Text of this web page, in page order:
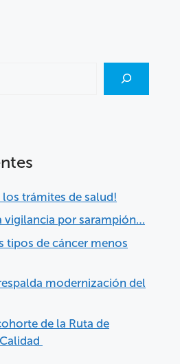
los trámites de salud!
vigilancia por sarampión…
tipos de cáncer menos
modernización del
de la Ruta de